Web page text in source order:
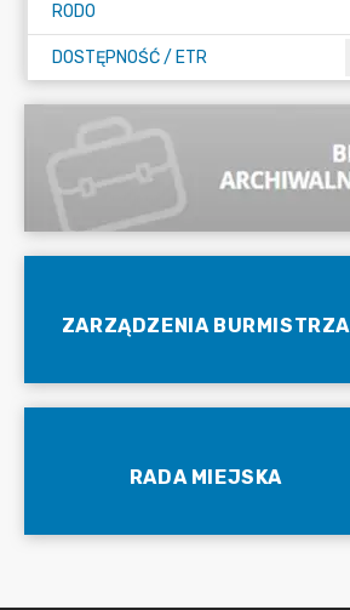
RODO
DOSTĘPNOŚĆ / ETR
ZARZĄDZENIA BURMISTRZA
RADA MIEJSKA